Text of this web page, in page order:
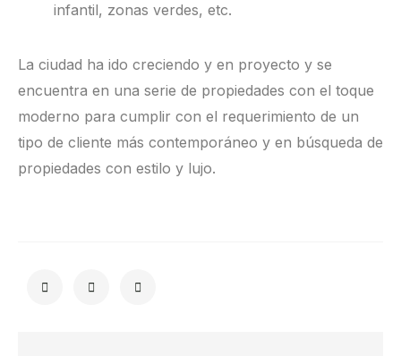
infantil, zonas verdes, etc.
La ciudad ha ido creciendo y en proyecto y se
encuentra en una serie de propiedades con el toque
moderno para cumplir con el requerimiento de un
tipo de cliente más contemporáneo y en búsqueda de
propiedades con estilo y lujo.